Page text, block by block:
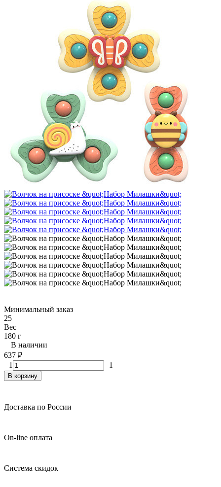
Минимальный заказ
25
Вес
180 г
В наличии
637 ₽
1
1
В корзину
Доставка по России
On-line оплата
Система скидок